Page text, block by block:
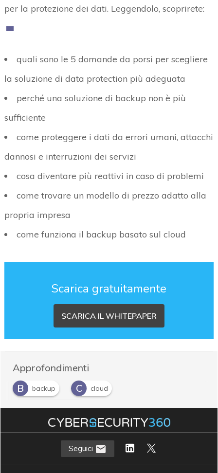
per la protezione dei dati. Leggendolo, scoprirete:
quali sono le 5 domande da porsi per scegliere
la soluzione di data protection più adeguata
perché una soluzione di backup non è più
sufficiente
come proteggere i dati da errori umani, attacchi
dannosi e interruzioni dei servizi
cosa diventare più reattivi in caso di problemi
come trovare un modello di prezzo adatto alla
propria impresa
come funziona il backup basato sul cloud
Scarica gratuitamente
SCARICA IL WHITEPAPER
Approfondimenti
B
backup C cloud
D data protection
Seguici